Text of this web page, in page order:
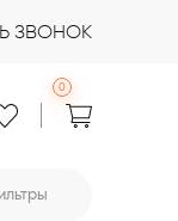
ЗВОНОК
0